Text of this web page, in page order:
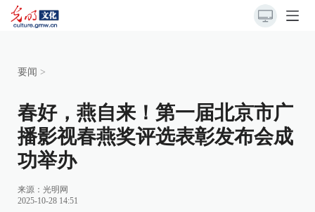
要闻 >
春好，燕自来！第一届北京市广
播影视春燕奖评选表彰发布会成
功举办
来源： 光明网
2025-10-28 14:51